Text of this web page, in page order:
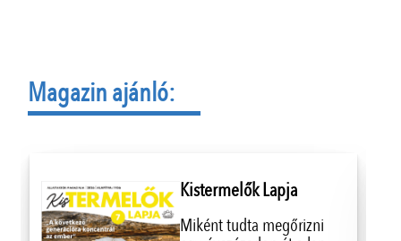
Magazin ajánló:
Kistermelők Lapja
Miként tudta megőrizni